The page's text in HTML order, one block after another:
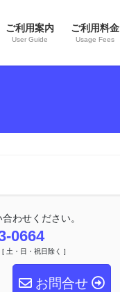
ご利用案内
User Guide
ご利用料金
Usage Fees
わせください。
0664
土・日・祝日除く ]
お問合せ